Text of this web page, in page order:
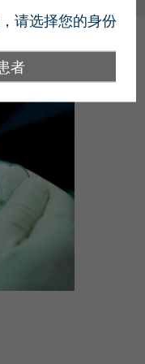
请选择您的身份
者